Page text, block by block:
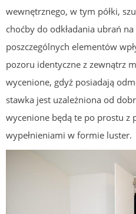
wewnętrznego, w tym półki,
choćby do odkładania ubrań
poszczególnych elementów
pozoru identyczne z zewnątrz
wycenione, gdyż posiadają
stawka jest uzależniona od
wycenione będą te po prostu z
wypełnieniami w formie luster.